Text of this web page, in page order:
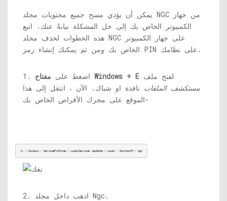
يمكن أن يؤدي مسح جميع محتويات مجلد NGC من جهاز
الكمبيوتر الخاص بك إلى حل المشكلة نيابةً عنك. اتبع
هذه الخطوات لحذف مجلد NGC على جهاز الكمبيوتر
الخاص بك ومن ثم يمكنك إنشاء رمز PIN على نظامك.
1. اضغط على مفتاح Windows + E لفتح ملف
مستكشف الملفات نافذة او شباك. الآن ، انتقل إلى هذا
الموقع على محرك الأقراص الخاص بك-
C: > Windows > ServiceProfiles > LocalService> AppData > Local > Microsoft > Ngc
2. اذهب داخل مجلد Ngc.